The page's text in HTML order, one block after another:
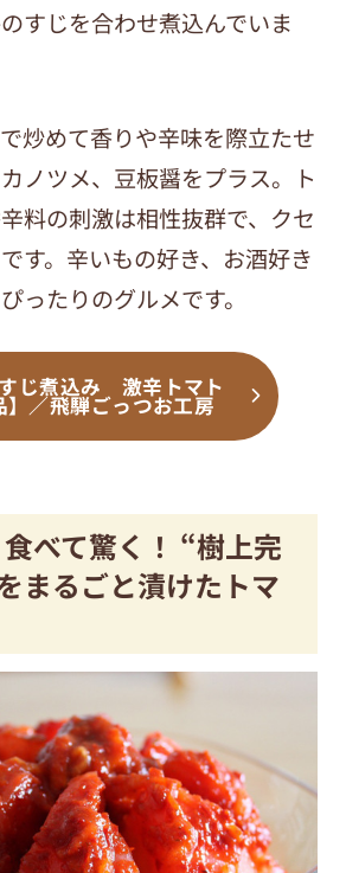
すじを合わせ煮込んでいま
炒めて香りや辛味を際立たせ
ノツメ、豆板醤をプラス。ト
料の刺激は相性抜群で、クセ
す。辛いもの好き、お酒好き
ったりのグルメです。
じ煮込み 激辛トマト
】／飛騨ごっつお工房
べて驚く！ “樹上完
まるごと漬けたトマ